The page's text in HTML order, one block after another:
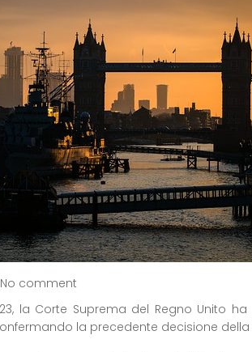
No comment
la Corte Suprema del Regno Unito
la precedente decisione della